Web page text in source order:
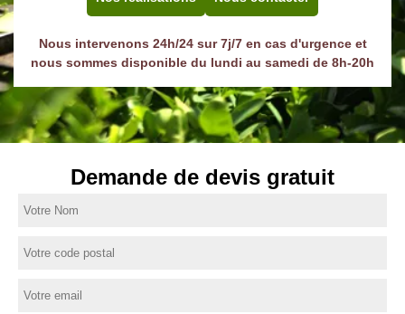
Nous intervenons 24h/24 sur 7j/7 en cas d'urgence et
nous sommes disponible du lundi au samedi de 8h-20h
Demande de devis gratuit